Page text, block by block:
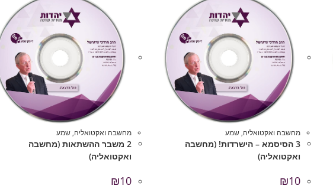
מחשבה ואקטואליה, שמע
3 הסיסמא – הישרדות! (מחשבה
ואקטואליה)
₪10
מחשבה ואקטואליה, שמע
2 משבר ההשתאות (מחשבה
ואקטואליה)
₪10